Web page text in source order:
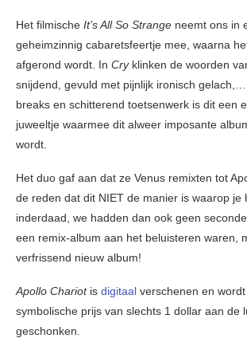
Het filmische It’s All So Strange neemt ons in
geheimzinnig cabaretsfeertje mee, waarna
afgerond wordt. In Cry klinken de woorden
snijdend, gevuld met pijnlijk ironisch
breaks en schitterend toetsenwerk is dit een
juweeltje waarmee dit alweer imposante
wordt.
Het duo gaf aan dat ze Venus remixten tot
de reden dat dit NIET de manier is waarop je
inderdaad, we hadden dan ook geen
een remix-album aan het beluisteren waren,
verfrissend nieuw album!
Apollo Chariot is digitaal verschenen en
symbolische prijs van slechts 1 dollar aan de
geschonken.